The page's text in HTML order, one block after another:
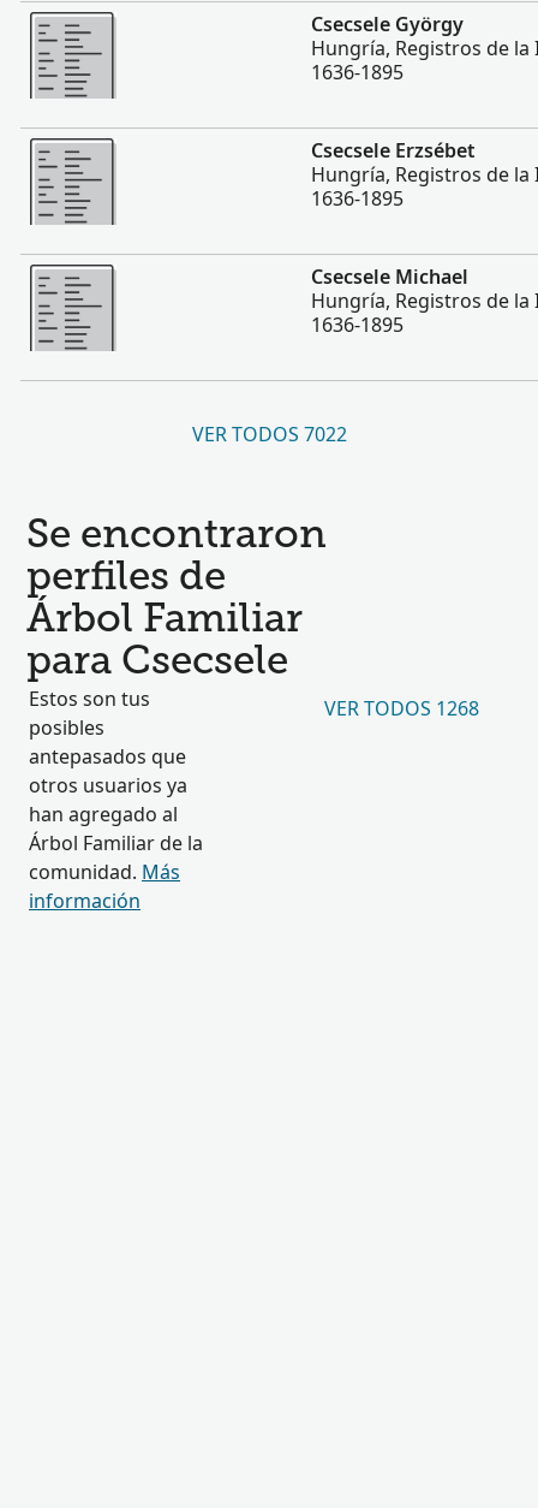
Más
Csecsele György
Hungría, Registros de la
1636-1895
Más
Csecsele Erzsébet
Hungría, Registros de la
1636-1895
Más
Csecsele Michael
Hungría, Registros de la
1636-1895
VER TODOS 7022
Se encontraron
perfiles de
Árbol Familiar
para Csecsele
Estos son tus
posibles
antepasados que
otros usuarios ya
han agregado al
Árbol Familiar de la
comunidad. Más
información
VER TODOS 1268